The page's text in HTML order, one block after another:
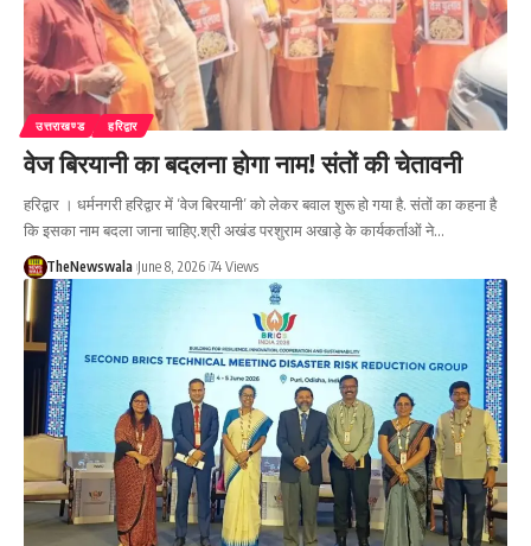
उत्तराखण्ड हरिद्वार
वेज बिरयानी का बदलना होगा नाम! संतों की चेतावनी
हरिद्वार । धर्मनगरी हरिद्वार में ‘वेज बिरयानी’ को लेकर बवाल शुरू हो गया है. संतों का कहना है
कि इसका नाम बदला जाना चाहिए.श्री अखंड परशुराम अखाड़े के कार्यकर्ताओं ने…
TheNewswala June 8, 2026 74 Views